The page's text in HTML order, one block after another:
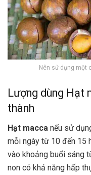
Nên sử dụng một
Lượng dùng Hạt
thành
Hạt macca nếu sử
mỗi ngày từ 10 đến 15
vào khoảng buổi sáng
non có khả năng hấp